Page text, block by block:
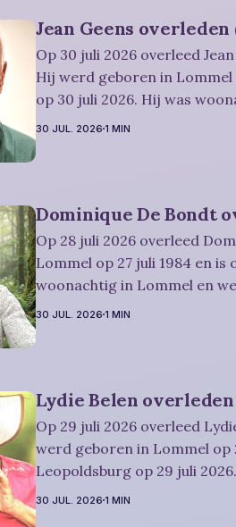
Jean Geens overleden
Op 30 juli 2026 overleed
Hij werd geboren in Lommel
op 30 juli 2026. Hij was
Dries-Hulsmans: Plechtigheid: U wordt vriendelijk uitgenodigd om
30 JUL. 2026 1 MIN
Dominique De Bondt
Op 28 juli 2026 overleed
Lommel op 27 juli 1984 en is
woonachtig in Lommel en werd 42 jaar.
nemen afscheid van
30 JUL. 2026 1 MIN
Lydie Belen overleden
Op 29 juli 2026 overleed
werd geboren in Lommel op
Leopoldsburg op 29 juli
werd 74 jaar. Rouwbericht Dries-Hulsmans: Het afscheid, waartoe u
30 JUL. 2026 1 MIN